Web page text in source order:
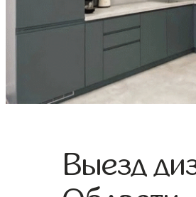
Выезд